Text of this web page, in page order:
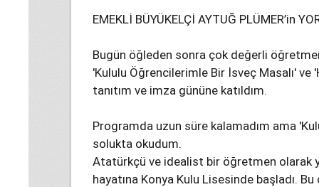
EMEKLİ BÜYÜKELÇİ AYTUĞ PLÜMER’in
Bugün öğleden sonra çok değerli
'Kululu Öğrencilerimle Bir İsveç Masalı' ve
tanıtım ve imza gününe katıldım.
Programda uzun süre kalamadım ama
solukta okudum.
Atatürkçü ve idealist bir öğretmen olarak
hayatına Konya Kulu Lisesinde başladı.